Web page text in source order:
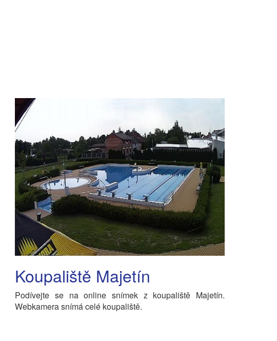
Koupaliště Majetín
Podívejte se na online snímek z koupaliště Majetín.
Webkamera snímá celé koupaliště.